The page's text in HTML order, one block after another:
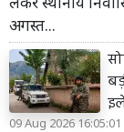
अगस्त...
09 Aug 2026 16:05:01